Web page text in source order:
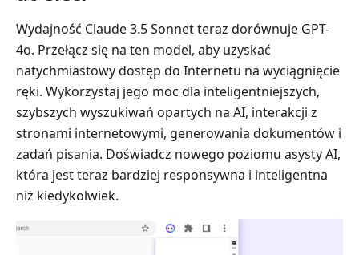
Wydajność Claude 3.5 Sonnet teraz dorównuje GPT-
4o. Przełącz się na ten model, aby uzyskać
natychmiastowy dostęp do Internetu na wyciągnięcie
ręki. Wykorzystaj jego moc dla inteligentniejszych,
szybszych wyszukiwań opartych na AI, interakcji z
stronami internetowymi, generowania dokumentów i
zadań pisania. Doświadcz nowego poziomu asysty AI,
która jest teraz bardziej responsywna i inteligentna
niż kiedykolwiek.